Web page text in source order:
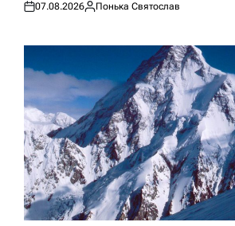
Оприлюднено
07.08.2026
Опубліковано
Понька Святослав